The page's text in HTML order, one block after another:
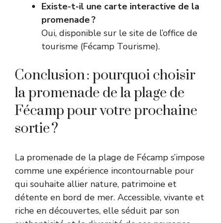
Existe-t-il une carte interactive de la
promenade ?
Oui, disponible sur le site de l’office de
tourisme (Fécamp Tourisme).
Conclusion : pourquoi choisir
la promenade de la plage de
Fécamp pour votre prochaine
sortie ?
La promenade de la plage de Fécamp s’impose
comme une expérience incontournable pour
qui souhaite allier nature, patrimoine et
détente en bord de mer. Accessible, vivante et
riche en découvertes, elle séduit par son